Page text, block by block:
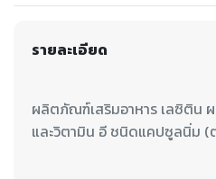
รายละเอียด
ผลิตภัณฑ์เสริมอาหาร เลซิติน